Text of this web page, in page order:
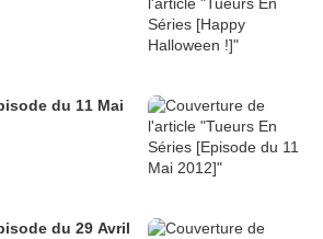
du 11 Mai
du 29 Avril